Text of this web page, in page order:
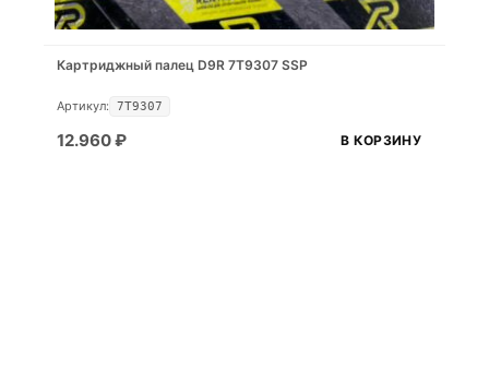
Картриджный палец D9R 7T9307 SSP
Артикул: 7T9307
12.960₽ В КОРЗИНУ